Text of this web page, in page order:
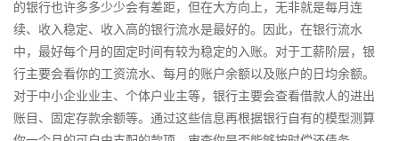
的银行也许多多少少会有差距，但在大方向上，无非就是每月连
续、收入稳定、收入高的银行流水是最好的。因此，在银行流水
中，最好每个月的固定时间有较为稳定的入账。对于工薪阶层，银
行主要会看你的工资流水、每月的账户余额以及账户的日均余额。
对于中小企业业主、个体户业主等，银行主要会查看借款人的进出
账目、固定存款余额等。通过这些信息再根据银行自有的模型测算